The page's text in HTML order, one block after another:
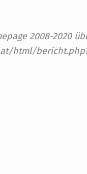
2008-2020
html/